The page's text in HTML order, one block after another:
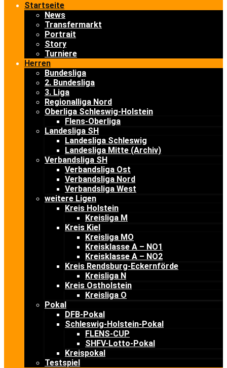
Startseite
News
Transfermarkt
Portrait
Story
Turniere
Herren
Bundesliga
2. Bundesliga
3. Liga
Regionalliga Nord
Oberliga Schleswig-Holstein
Flens-Oberliga
Landesliga SH
Landesliga Schleswig
Landesliga Mitte (Archiv)
Verbandsliga SH
Verbandsliga Ost
Verbandsliga Nord
Verbandsliga West
weitere Ligen
Kreis Holstein
Kreisliga M
Kreis Kiel
Kreisliga MO
Kreisklasse A – NO1
Kreisklasse A – NO2
Kreis Rendsburg-Eckernförde
Kreisliga N
Kreis Ostholstein
Kreisliga O
Pokal
DFB-Pokal
Schleswig-Holstein-Pokal
FLENS-CUP
SHFV-Lotto-Pokal
Kreispokal
Testspiel